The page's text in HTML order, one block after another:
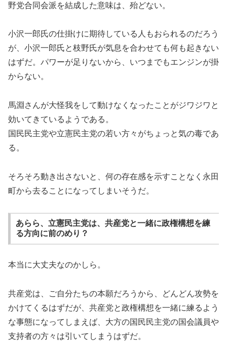
野党合同会派を結成した意味は、殆どない。
小沢一郎氏の仕掛けに期待している人もおられるのだろう
が、小沢一郎氏と枝野氏が気息を合わせても何も起きない
はずだ。パワーが足りないから、いつまでもエンジンが掛
からない。
馬淵さんが大怪我をして動けなくなったことがジワジワと
効いてきているようである。
国民民主党や立憲民主党の若い方々がちょっと気の毒であ
る。
そろそろ動き出さないと、何の存在感を示すことなく永田
町から去ることになってしまいそうだ。
あらら、立憲民主党は、共産党と一緒に政権構想を練
る方向に前のめり？
本当に大丈夫なのかしら。
共産党は、ご自分たちの本願だろうから、どんどん攻勢を
かけてくるはずだが、共産党と政権構想を一緒に練るよう
な事態になってしまえば、大方の国民民主党の国会議員や
支持者の方々は引いてしまうはずだ。